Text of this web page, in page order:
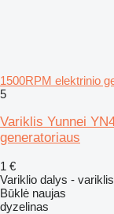
1500RPM elektrinio
5
Variklis Yunnei
generatoriaus
1 €
Variklio dalys - variklis
Būklė naujas
dyzelinas